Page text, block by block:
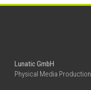
Lunatic GmbH
Physical Media Production